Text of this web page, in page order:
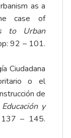
as a
case of
to Urban
92 – 101.
Ciudadana
o el
de
y
– 145.